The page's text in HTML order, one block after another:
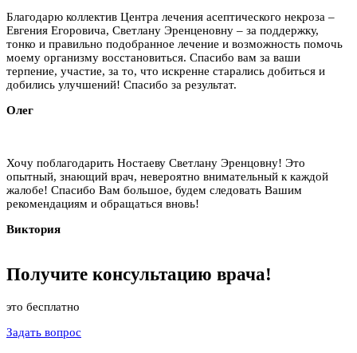
Благодарю коллектив Центра лечения асептического некроза –
Евгения Егоровича, Светлану Эренценовну – за поддержку,
тонко и правильно подобранное лечение и возможность помочь
моему организму восстановиться. Спасибо вам за ваши
терпение, участие, за то, что искренне старались добиться и
добились улучшений! Спасибо за результат.
Олег
Хочу поблагодарить Ностаеву Светлану Эренцовну! Это
опытный, знающий врач, невероятно внимательный к каждой
жалобе! Спасибо Вам большое, будем следовать Вашим
рекомендациям и обращаться вновь!
Виктория
Получите консультацию врача!
это бесплатно
Задать вопрос